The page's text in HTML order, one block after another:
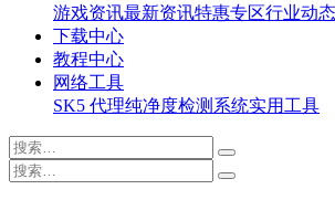
游戏资讯最新资讯特惠专区行业动态
下载中心
教程中心
网络工具
SK5 代理纯净度检测系统实用工具